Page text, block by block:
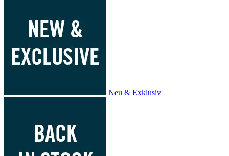
Neu & Exklusiv